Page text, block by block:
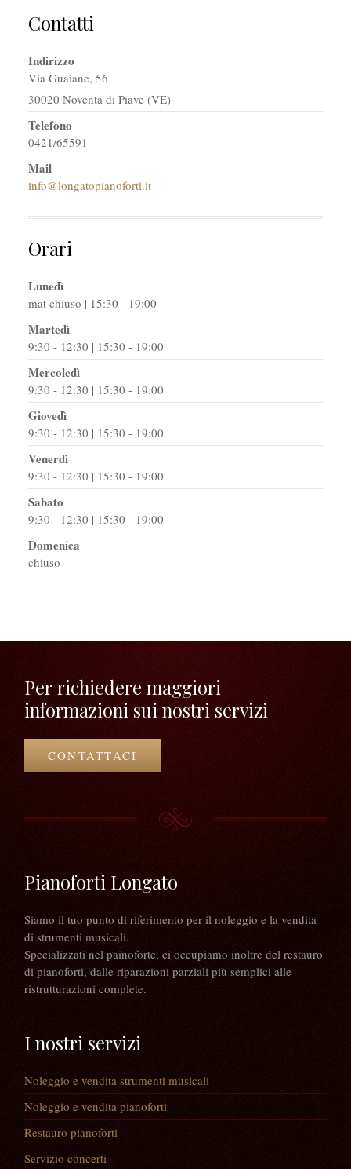
Contatti
Indirizzo
Via Guaiane, 56
30020 Noventa di Piave (VE)
Telefono
0421/65591
Mail
info@longatopianoforti.it
Orari
Lunedì
mat chiuso | 15:30 - 19:00
Martedì
9:30 - 12:30 | 15:30 - 19:00
Mercoledì
9:30 - 12:30 | 15:30 - 19:00
Giovedì
9:30 - 12:30 | 15:30 - 19:00
Venerdì
9:30 - 12:30 | 15:30 - 19:00
Sabato
9:30 - 12:30 | 15:30 - 19:00
Domenica
chiuso
Per richiedere maggiori
informazioni sui nostri servizi
CONTATTACI
Pianoforti Longato
Siamo il tuo punto di riferimento per il noleggio e la vendita
di strumenti musicali.
Specializzati nel painoforte, ci occupiamo inoltre del restauro
di pianoforti, dalle riparazioni parziali più semplici alle
ristrutturazioni complete.
I nostri servizi
Noleggio e vendita strumenti musicali
Noleggio e vendita pianoforti
Restauro pianoforti
Servizio concerti